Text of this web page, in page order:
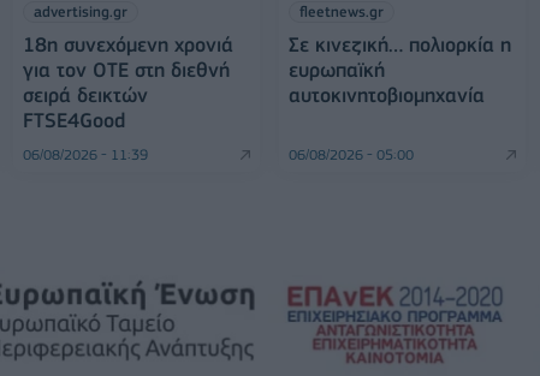
advertising.gr
18η συνεχόμενη χρονιά
για τον ΟΤΕ στη διεθνή
σειρά δεικτών
FTSE4Good
06/08/2026 - 11:39
fleetnews.gr
Σε κινεζική… πολιορκία η
ευρωπαϊκή
αυτοκινητοβιομηχανία
06/08/2026 - 05:00